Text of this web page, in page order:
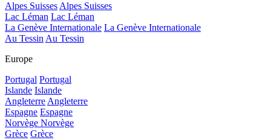
Alpes SuissesAlpes Suisses
Lac Léman Lac Léman
La Genève Internationale La Genève Internationale
Au TessinAu Tessin
Europe
Portugal Portugal
Islande Islande
AngleterreAngleterre
Espagne Espagne
Norvège Norvège
Grèce Grèce